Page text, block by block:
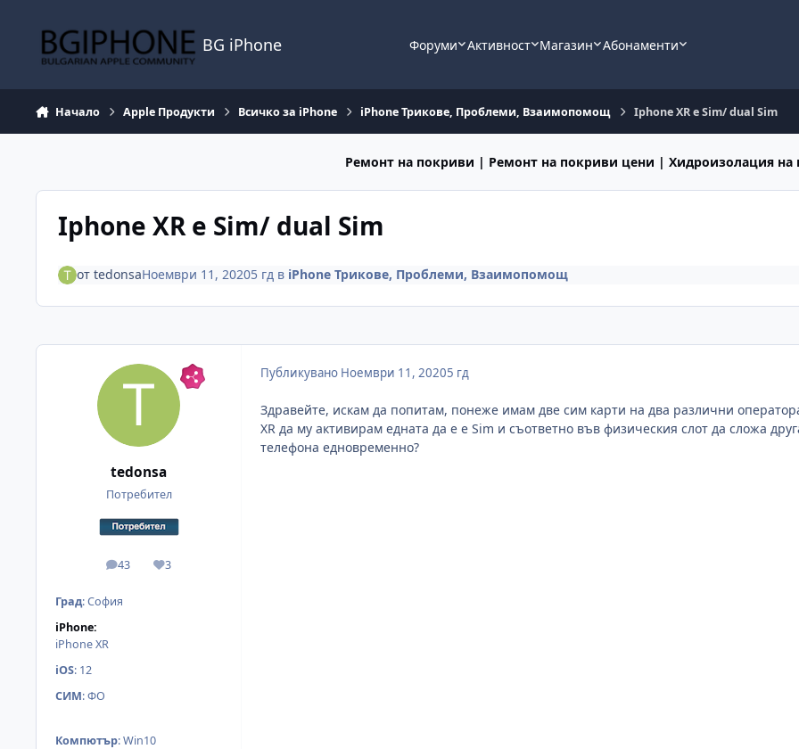
BG iPhone Форуми Активност Магазин Абонаменти
Начало Apple Продукти Всичко за iPhone iPhone Трикове, Проблеми, Взаимопомощ Iphone XR e Sim/ dual Sim
Ремонт на покриви | Ремонт на покриви цени | Хидроизолация на
Iphone XR e Sim/ dual Sim
от tedonsaНоември 11, 20205 гдв iPhone Трикове, Проблеми, Взаимопомощ
tedonsa
Потребител
43
мнения 3
Reputation
Град:София
iPhone:
iPhone XR
iOS: 12
СИМ:ФО
Компютър:Win10
Публикувано Ноември 11, 20205 гд
Здравейте, искам да попитам, понеже имам две сим карти на два различни
XR да му активирам едната да е e Sim и съответно във физическия слот да сложа
телефона едновременно?